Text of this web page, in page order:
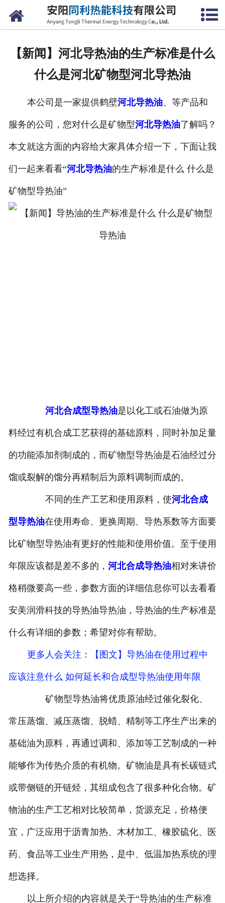
网站首页
【新闻】河北导热油的生产标准是什么
什么是河北矿物型河北导热油
本公司是一家提供鹤壁河北导热油、等产品和
服务的公司，您对什么是矿物型河北导热油了解吗？
本文就这方面的内容给大家具体介绍一下，下面让我
们一起来看看“河北导热油的生产标准是什么 什么是
矿物型导热油”
河北合成型导热油是以化工或石油做为原
料经过有机合成工艺获得的基础原料，同时补加足量
的功能添加剂制成的，而矿物型导热油是石油经过分
馏或裂解的馏分再精制后为原料调制而成的。
不同的生产工艺和使用原料，使河北合成
型导热油在使用寿命、更换周期、导热系数等方面要
比矿物型导热油有更好的性能和使用价值。至于使用
年限应该都是差不多的， 河北合成导热油相对来讲价
格稍微要高一些，参数方面的详细信息你可以去看看
安美润滑科技的导热油导热油，导热油的生产标准是
什么有详细的参数；希望对你有帮助。
更多人会关注 ：【图文】导热油在使用过程中
应该注意什么 如何延长和合成型导热油使用年限
矿物型导热油将优质原油经过催化裂化、
常压蒸馏、减压蒸馏、脱蜡、精制等工序生产出来的
基础油为原料，再通过调和、添加等工艺制成的一种
能够作为传热介质的有机物。矿物油是具有长碳链式
或带侧链的开链烃，其组成包含了很多种化合物。矿
物油的生产工艺相对比较简单，货源充足，价格便
宜，广泛应用于沥青加热、木材加工、橡胶硫化、医
药、食品等工业生产用热，是中、低温加热系统的理
想选择。
以上所介绍的内容就是关于“导热油的生产标准